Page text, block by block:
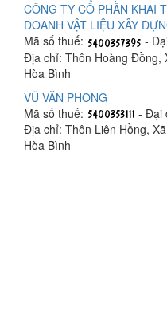
CÔNG TY CỔ PHẦN KHAI
DOANH VẬT LIỆU XÂY
Mã số thuế:
-
Địa chỉ: Thôn Hoàng Đồng,
Hòa Bình
VŨ VĂN PHÒNG
Mã số thuế:
- Đại
Địa chỉ: Thôn Liên Hồng,
Hòa Bình